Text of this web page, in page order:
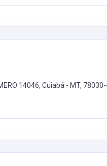
14046, Cuiabá - MT,